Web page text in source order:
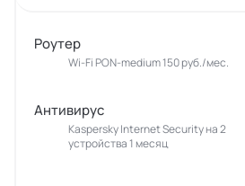
Роутер
Wi-Fi PON-medium 150 руб./мес.
Антивирус
Kaspersky Internet Security на 2
устройства 1 месяц